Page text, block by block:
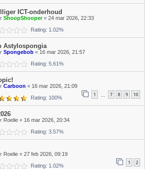
ICT-onderhoud
ShoopShooper« 24 mar 2026, 22:33
Rating: 1.02%
Astylospongia
Spongebob « 16 mar 2026, 21:57
Rating: 5.61%
Carboon « 16 mar 2026, 21:09
1 … 7 8 9 10
Rating: 100%
Roelie « 16 mar 2026, 20:34
Rating: 3.57%
Roelie « 27 feb 2026, 09:19
1 2
Rating: 1.02%